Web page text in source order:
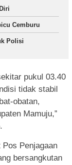
Cemburu
Polisi
pukul 03.40
tidak stabil
obatan,
Mamuju,”
Penjagaan
bersangkutan